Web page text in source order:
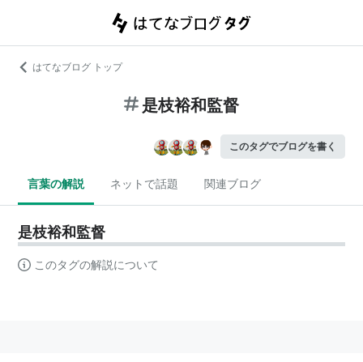
はてなブログ トップ
是枝裕和監督
このタグでブログを書く
言葉の解説 ネットで話題 関連ブログ
是枝裕和監督
このタグの解説について